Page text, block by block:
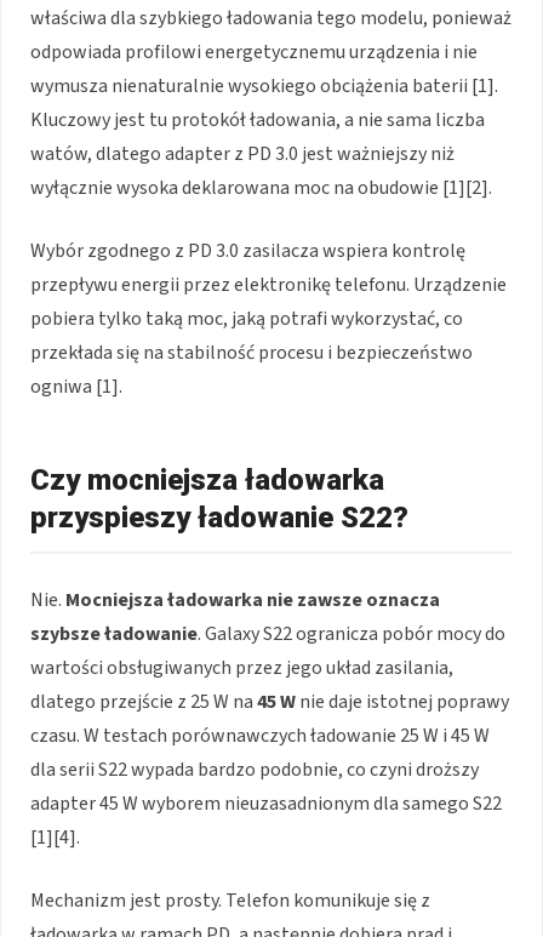
właściwa dla szybkiego ładowania tego modelu, ponieważ
odpowiada profilowi energetycznemu urządzenia i nie
wymusza nienaturalnie wysokiego obciążenia baterii [1].
Kluczowy jest tu protokół ładowania, a nie sama liczba
watów, dlatego adapter z PD 3.0 jest ważniejszy niż
wyłącznie wysoka deklarowana moc na obudowie [1][2].
Wybór zgodnego z PD 3.0 zasilacza wspiera kontrolę
przepływu energii przez elektronikę telefonu. Urządzenie
pobiera tylko taką moc, jaką potrafi wykorzystać, co
przekłada się na stabilność procesu i bezpieczeństwo
ogniwa [1].
Czy mocniejsza ładowarka
przyspieszy ładowanie S22?
Nie. Mocniejsza ładowarka nie zawsze oznacza
szybsze ładowanie. Galaxy S22 ogranicza pobór mocy do
wartości obsługiwanych przez jego układ zasilania,
dlatego przejście z 25 W na45 Wnie daje istotnej poprawy
czasu. W testach porównawczych ładowanie 25 W i 45 W
dla serii S22 wypada bardzo podobnie, co czyni droższy
adapter 45 W wyborem nieuzasadnionym dla samego S22
[1][4].
Mechanizm jest prosty. Telefon komunikuje się z